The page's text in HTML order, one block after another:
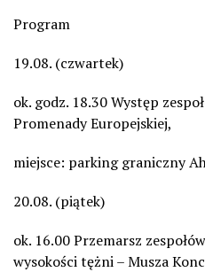
Program
19.08. (czwartek)
ok. godz. 18.30 Występ
Promenady Europejskiej,
miejsce: parking graniczny
20.08. (piątek)
ok. 16.00 Przemarsz
wysokości tężni – Musza